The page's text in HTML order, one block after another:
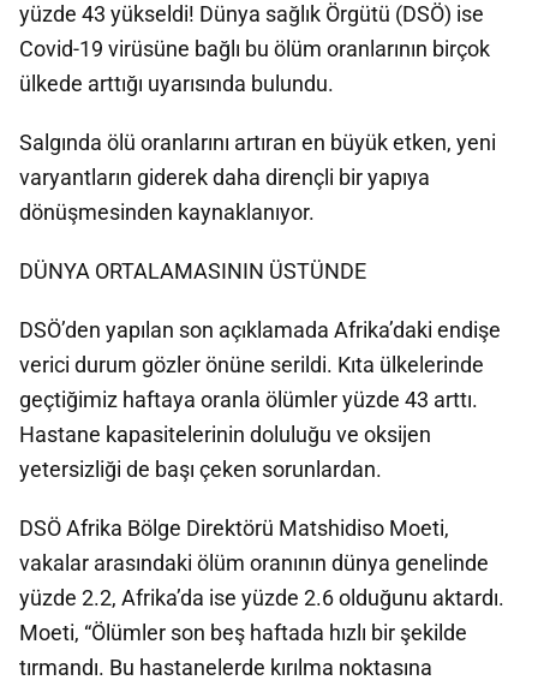
yüzde 43 yükseldi! Dünya sağlık Örgütü (DSÖ) ise
Covid-19 virüsüne bağlı bu ölüm oranlarının birçok
ülkede arttığı uyarısında bulundu.
Salgında ölü oranlarını artıran en büyük etken, yeni
varyantların giderek daha dirençli bir yapıya
dönüşmesinden kaynaklanıyor.
DÜNYA ORTALAMASININ ÜSTÜNDE
DSÖ’den yapılan son açıklamada Afrika’daki endişe
verici durum gözler önüne serildi. Kıta ülkelerinde
geçtiğimiz haftaya oranla ölümler yüzde 43 arttı.
Hastane kapasitelerinin doluluğu ve oksijen
yetersizliği de başı çeken sorunlardan.
DSÖ Afrika Bölge Direktörü Matshidiso Moeti,
vakalar arasındaki ölüm oranının dünya genelinde
yüzde 2.2, Afrika’da ise yüzde 2.6 olduğunu aktardı.
Moeti, “Ölümler son beş haftada hızlı bir şekilde
tırmandı. Bu hastanelerde kırılma noktasına